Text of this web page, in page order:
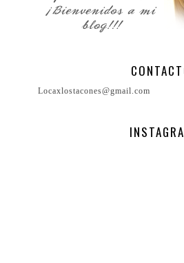
Locaxlostacones@gmail.com